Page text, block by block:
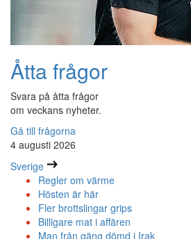
Åtta frågor
Svara på åtta frågor
om veckans nyheter.
Gå till frågorna
4 augusti 2026
Sverige
Regler om värme
Hösten är här
Fler brottslingar grips
Billigare mat i affären
Man från gäng dömd i Irak